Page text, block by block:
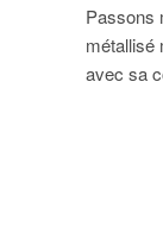
Passons
métallisé
avec sa